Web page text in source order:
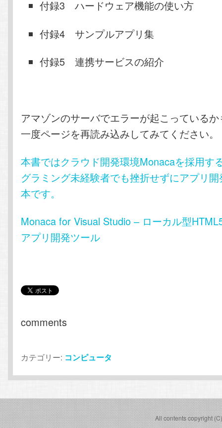
付録3 ハードウェア機能の使い方
付録4 サンプルアプリ集
付録5 連携サービスの紹介
アマゾンのサーバでエラーが起こっている
一度ページを再読み込みしてみてください。
本書ではクラウド開発環境Monacaを採用す
グラミング未経験者でも挫折せずにアプリ
本です。
Monaca for Visual Studio – ローカル型
アプリ開発ツール
comments
カテゴリー: コンピュータ
All contents copyright